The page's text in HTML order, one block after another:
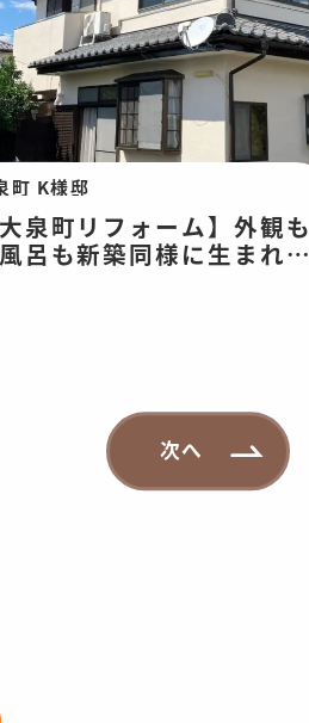
町 K様邸
泉町リフォーム】外観も
呂も新築同様に生まれ変
次へ